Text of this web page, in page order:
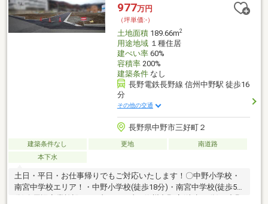
977万円
（坪単価:-）
土地面積189.66m2
用途地域１種住居
建ぺい率60%
容積率200%
建築条件なし
長野電鉄長野線 信州中野駅 徒歩16
分
その他の交通
長野県中野市三好町２
建築条件なし 更地
南道路
本下水
土日・平日・お仕事帰りでもご対応いたします！〇中野小学校・
南宮中学校エリア！・中野小学校(徒歩18分)・南宮中学校(徒歩5